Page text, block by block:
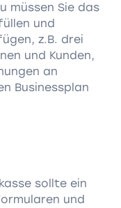
müssen Sie das
und
z.B. drei
und Kunden,
an
Businessplan
sollte ein
und